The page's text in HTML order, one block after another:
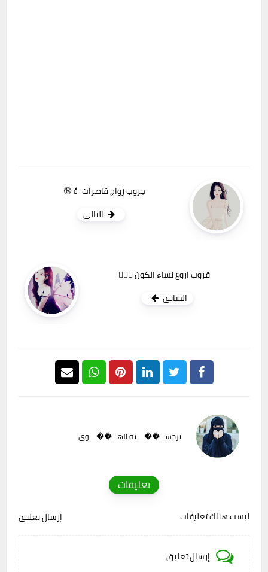
جروب زواج قاصرات 💄🔞
التالي
قروب اروع نساء الكون ❤‍🔥👄
السابق
نرجســـ��ــــية الهـــ��ــــوى
تعليقات
ليست هناك تعليقات إرسال تعليق
إرسال تعليق